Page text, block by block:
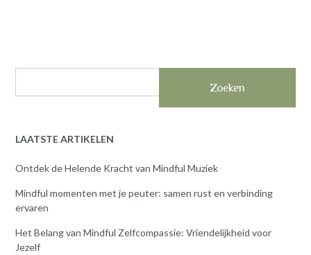
Zoeken
LAATSTE ARTIKELEN
Ontdek de Helende Kracht van Mindful Muziek
Mindful momenten met je peuter: samen rust en verbinding
ervaren
Het Belang van Mindful Zelfcompassie: Vriendelijkheid voor
Jezelf